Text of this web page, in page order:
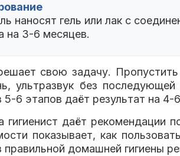
наносят гель или лак с
на 3-6 месяцев.
свою задачу. Пропустить
ультразвук без
5-6 этапов даёт результат на
гигиенист даёт рекомендации
показывает, как
домашней гигиены